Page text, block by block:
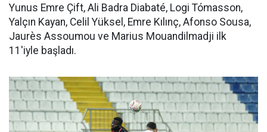
Yunus Emre Çift, Ali Badra Diabaté, Logi Tómasson,
Yalçın Kayan, Celil Yüksel, Emre Kılınç, Afonso Sousa,
Jaurès Assoumou ve Marius Mouandilmadji ilk
11'iyle başladı.